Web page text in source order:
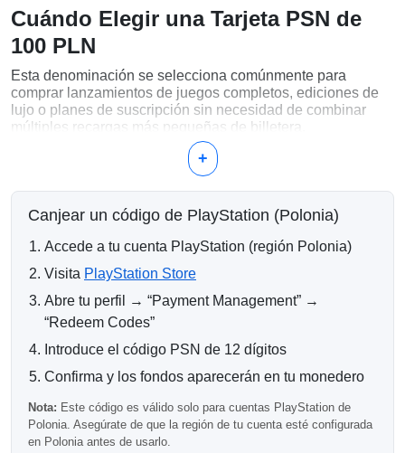
Cuándo Elegir una Tarjeta PSN de
100 PLN
Esta denominación se selecciona comúnmente para
comprar lanzamientos de juegos completos, ediciones de
lujo o planes de suscripción sin necesidad de combinar
múltiples recargas más pequeñas de billetera.
¿Qué se Puede Comprar con 100
PLN?
Juegos de PlayStation 4 y PlayStation 5
Ediciones premium y de lujo
Suscripciones de PlayStation Plus
DLCs y paquetes de expansión
¿Por Qué Elegir 100 PLN?
Una tarjeta PlayStation de 100 PLN se ajusta al rango de
precios de muchas compras digitales estándar,
convirtiéndose en una opción conveniente para completar
transacciones sin recargas adicionales.
Información de Entrega
+
Canjear un código de PlayStation (Polonia)
Accede a tu cuenta PlayStation (región Polonia)
Visita PlayStation Store
Abre tu perfil → “Payment Management” →
“Redeem Codes”
Introduce el código PSN de 12 dígitos
Confirma y los fondos aparecerán en tu monedero
Nota: Este código es válido solo para cuentas PlayStation de
Polonia. Asegúrate de que la región de tu cuenta esté configurada
en Polonia antes de usarlo.